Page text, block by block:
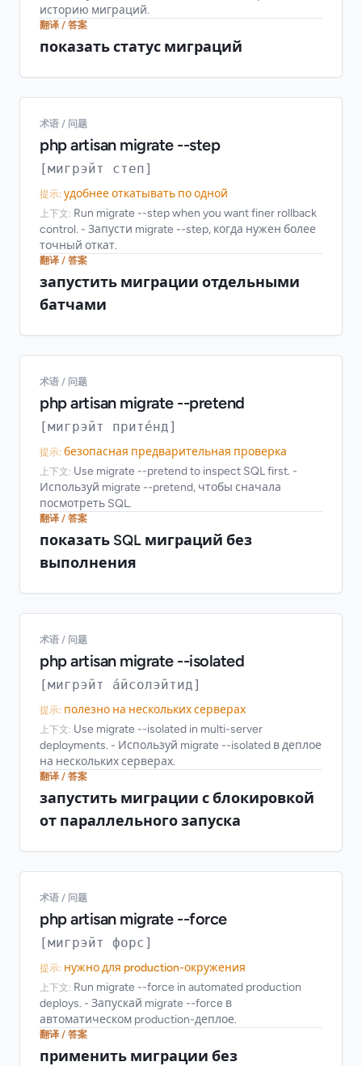
историю миграций.
翻译 / 答案
показать статус миграций
术语 / 问题
php artisan migrate --step
[мигрэйт степ]
提示: удобнее откатывать по одной
上下文: Run migrate --step when you want finer rollback
control. - Запусти migrate --step, когда нужен более
точный откат.
翻译 / 答案
запустить миграции отдельными
батчами
术语 / 问题
php artisan migrate --pretend
[мигрэйт прите́нд]
提示: безопасная предварительная проверка
上下文: Use migrate --pretend to inspect SQL first. -
Используй migrate --pretend, чтобы сначала
посмотреть SQL.
翻译 / 答案
показать SQL миграций без
выполнения
术语 / 问题
php artisan migrate --isolated
[мигрэйт а́йсолэйтид]
提示: полезно на нескольких серверах
上下文: Use migrate --isolated in multi-server
deployments. - Используй migrate --isolated в деплое
на нескольких серверах.
翻译 / 答案
запустить миграции с блокировкой
от параллельного запуска
术语 / 问题
php artisan migrate --force
[мигрэйт форс]
提示: нужно для production-окружения
上下文: Run migrate --force in automated production
deploys. - Запускай migrate --force в
автоматическом production-деплое.
翻译 / 答案
применить миграции без